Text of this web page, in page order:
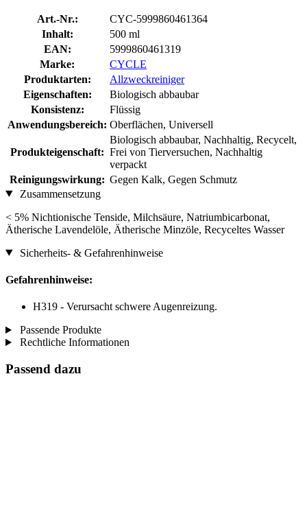
Art.-Nr.:
CYC-5999860461364
Inhalt:
500 ml
EAN:
5999860461319
Marke:
CYCLE
Produktarten:
Allzweckreiniger
Eigenschaften:
Biologisch abbaubar
Konsistenz:
Flüssig
Anwendungsbereich: Oberflächen, Universell
Produkteigenschaft:
Biologisch abbaubar, Nachhaltig, Recycelt,
Frei von Tierversuchen, Nachhaltig
verpackt
Reinigungswirkung: Gegen Kalk, Gegen Schmutz
Zusammensetzung
< 5% Nichtionische Tenside, Milchsäure, Natriumbicarbonat,
Ätherische Lavendelöle, Ätherische Minzöle, Recyceltes Wasser
Sicherheits- & Gefahrenhinweise
Gefahrenhinweise:
H319 - Verursacht schwere Augenreizung.
Passende Produkte
Rechtliche Informationen
Passend dazu